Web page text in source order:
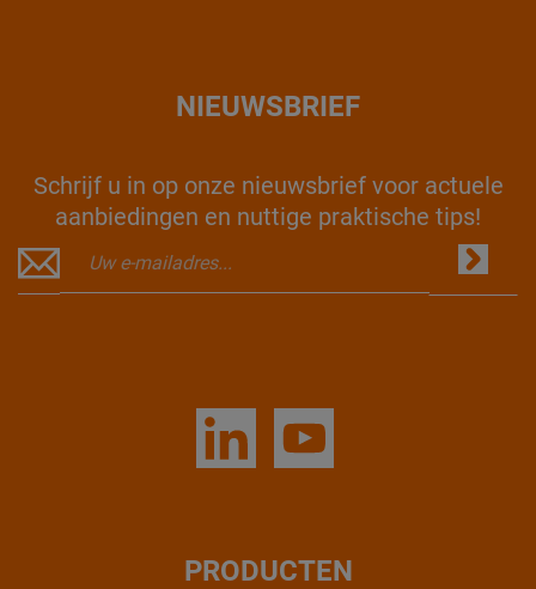
NIEUWSBRIEF
Schrijf u in op onze nieuwsbrief voor actuele
aanbiedingen en nuttige praktische tips!
PRODUCTEN